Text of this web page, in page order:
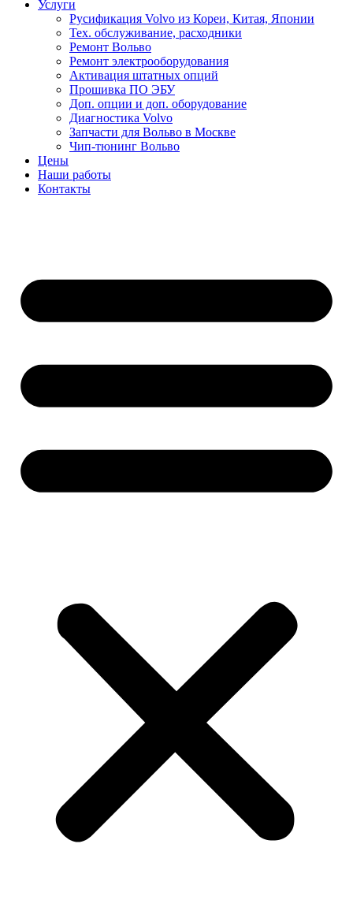
Услуги
Русификация Volvo из Кореи, Китая, Японии
Тех. обслуживание, расходники
Ремонт Вольво
Ремонт электрооборудования
Активация штатных опций
Прошивка ПО ЭБУ
Доп. опции и доп. оборудование
Диагностика Volvo
Запчасти для Вольво в Москве
Чип-тюнинг Вольво
Цены
Наши работы
Контакты